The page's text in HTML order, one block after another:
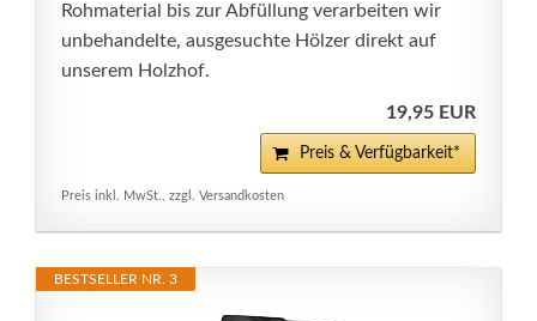
Rohmaterial bis zur Abfüllung verarbeiten wir
unbehandelte, ausgesuchte Hölzer direkt auf
unserem Holzhof.
19,95 EUR
Preis & Verfügbarkeit*
Preis inkl. MwSt., zzgl. Versandkosten
BESTSELLER NR. 3